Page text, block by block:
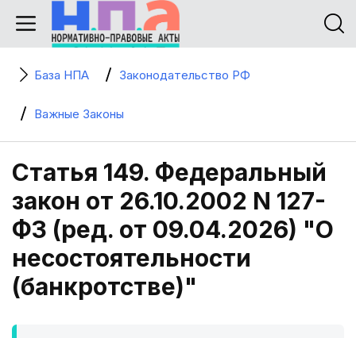
База НПА Законодательство РФ
Важные Законы
Статья 149. Федеральный
закон от 26.10.2002 N 127-
ФЗ (ред. от 09.04.2026) "О
несостоятельности
(банкротстве)"